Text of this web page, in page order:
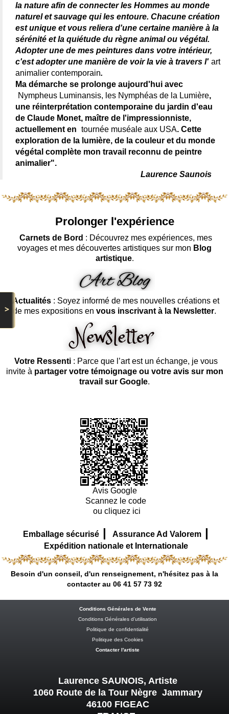
>
la nature afin de connecter les Hommes au monde
naturel et sauvage qui les entoure. Chacune création
est unique et vous reliera d'une certaine manière à la
sérénité et la quiétude du règne animal ou végétal.
Adopter une de mes peintures dans votre intérieur,
c'est adopter une manière de voir la vie à travers l' art
animalier contemporain.
Ma démarche se prolonge aujourd'hui avec
Nympheus Luminansis, les Nymphéas de la Lumière,
une réinterprétation contemporaine du jardin d'eau
de Claude Monet, maître de l'impressionniste,
actuellement en tournée muséale aux USA. Cette
exploration de la lumière, de la couleur et du monde
végétal complète mon travail reconnu de peintre
animalier".
Laurence Saunois
Prolonger l'expérience
Carnets de Bord : Découvrez mes expériences, mes
voyages et mes découvertes artistiques sur mon Blog
artistique.
Actualités : Soyez informé de mes nouvelles créations et
de mes expositions en vous inscrivant à la Newsletter.
Votre Ressenti: Parce que l’art est un échange, je vous
invite à partager votre témoignage ou votre avis sur mon
travail sur Google.
Avis Google
Scannez le code
ou cliquez ici
Emballage sécurisé | Assurance Ad Valorem |
Expédition nationale et Internationale
Besoin d'un conseil, d'un renseignement, n'hésitez pas à la
contacter au 06 41 57 73 92
Conditions Générales de Vente
Conditions Générales d’utilisation
Politique de confidentialité
Politique des Cookies
Contacter l'artiste
Laurence SAUNOIS, Artiste
1060 Route de la Tour Nègre Jammary
46100 FIGEAC